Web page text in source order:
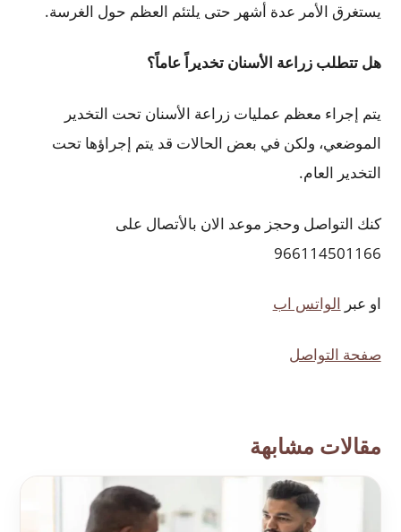
يستغرق الأمر عدة أشهر حتى يلتئم العظم حول الغرسة.
هل تتطلب زراعة الأسنان تخديراً عاماً؟
يتم إجراء معظم عمليات زراعة الأسنان تحت التخدير
الموضعي، ولكن في بعض الحالات قد يتم إجراؤها تحت
التخدير العام.
كنك التواصل وحجز موعد الان بالأتصال على
966114501166
او عبر الواتس اب
صفحة التواصل
مقالات مشابهة